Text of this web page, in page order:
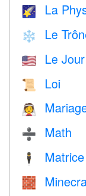
🌠 La
❄️ Le
🇺🇸 Le
📜 Loi
👰
➗ Math
🕴️ Matrice
🧱